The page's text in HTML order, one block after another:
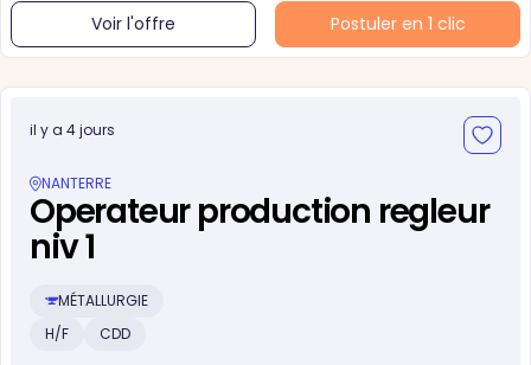
Voir l'offre Postuler en 1 clic
il y a 4 jours
NANTERRE
Operateur production regleur
niv 1
MÉTALLURGIE
H/F
CDD